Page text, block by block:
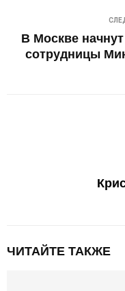
В Москве
сотрудницы
ЧИТАЙТЕ ТАКЖЕ